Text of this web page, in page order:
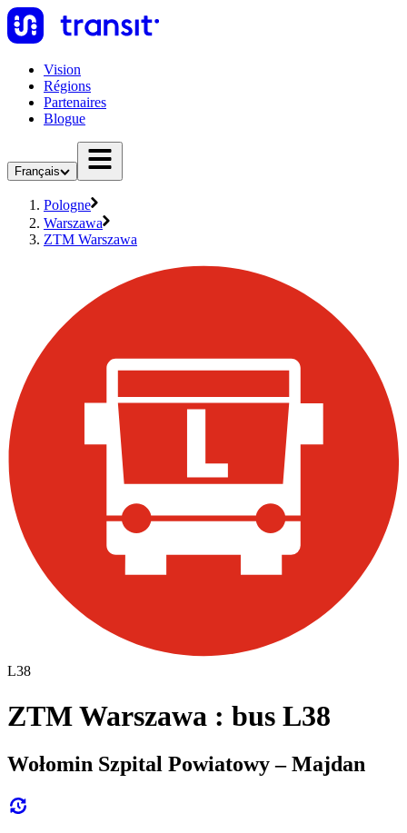
Vision
Régions
Partenaires
Blogue
Français
Pologne
Warszawa
ZTM Warszawa
L38
ZTM Warszawa : bus L38
Wołomin Szpital Powiatowy – Majdan